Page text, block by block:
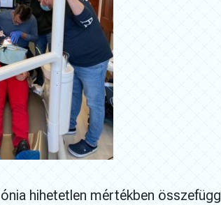
hihetetlen mértékben összefügg